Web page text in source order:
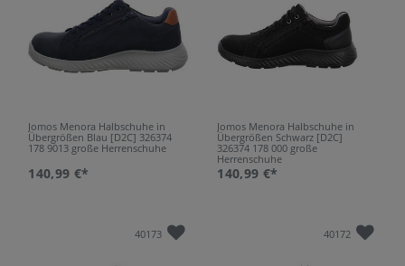
Jomos Menora Halbschuhe in
Übergrößen Blau [D2C] 326374
178 9013 große Herrenschuhe
140,99 €*
Jomos Menora Halbschuhe in
Übergrößen Schwarz [D2C]
326374 178 000 große
Herrenschuhe
140,99 €*
40173 40172